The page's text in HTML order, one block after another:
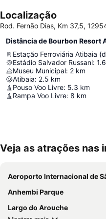
Localização
Rod. Fernão Dias, Km 37,5,
Distância de Bourbon Resort
Estádio Salvador Russani: 1.6
Museu Municipal: 2 km
Atibaia: 2.5 km
Pouso Voo Livre: 5.3 km
Rampa Voo Livre: 8 km
Veja as atrações nas
Aeroporto Internacional de São Paulo -
Anhembi Parque
Largo do Arouche